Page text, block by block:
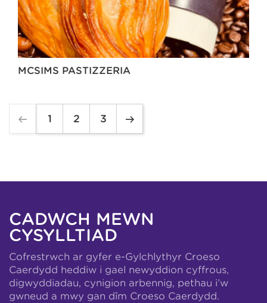
MCSIMS PASTIZZERIA
1 2 3
CADWCH MEWN
CYSYLLTIAD
Cofrestrwch ar gyfer e-Gylchlythyr Croeso
Caerdydd heddiw i gael newyddion cyffrous,
digwyddiadau, cynigion arbennig, pethau i’w
gwneud a mwy gan dîm Croeso Caerdydd.